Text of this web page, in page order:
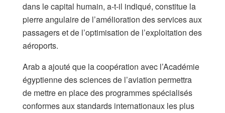
dans le capital humain, a-t-il indiqué, constitue la
pierre angulaire de l’amélioration des services aux
passagers et de l’optimisation de l’exploitation des
aéroports.
Arab a ajouté que la coopération avec l’Académie
égyptienne des sciences de l’aviation permettra
de mettre en place des programmes spécialisés
conformes aux standards internationaux les plus